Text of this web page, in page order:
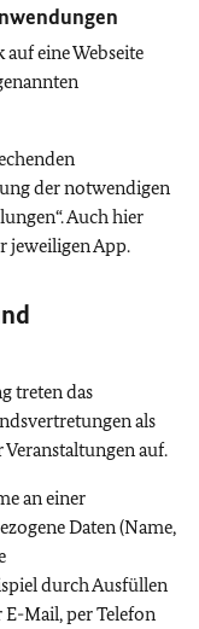
eine Webseite
der notwendigen
Auch hier
jeweiligen App.
treten das
als
auf.
an einer
Daten (Name,
durch Ausfüllen
E-Mail, per Telefon